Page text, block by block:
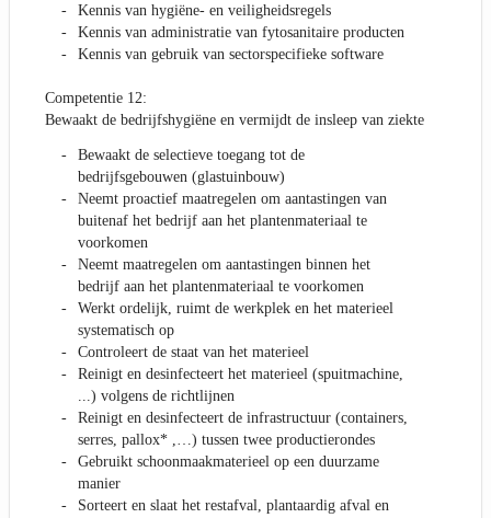
Kennis van hygiëne- en veiligheidsregels
Kennis van administratie van fytosanitaire producten
Kennis van gebruik van sectorspecifieke software
Competentie 12:
Bewaakt de bedrijfshygiëne en vermijdt de insleep van ziekte
Bewaakt de selectieve toegang tot de
bedrijfsgebouwen (glastuinbouw)
Neemt proactief maatregelen om aantastingen van
buitenaf het bedrijf aan het plantenmateriaal te
voorkomen
Neemt maatregelen om aantastingen binnen het
bedrijf aan het plantenmateriaal te voorkomen
Werkt ordelijk, ruimt de werkplek en het materieel
systematisch op
Controleert de staat van het materieel
Reinigt en desinfecteert het materieel (spuitmachine,
...) volgens de richtlijnen
Reinigt en desinfecteert de infrastructuur (containers,
serres, pallox* ,…) tussen twee productierondes
Gebruikt schoonmaakmaterieel op een duurzame
manier
Sorteert en slaat het restafval, plantaardig afval en